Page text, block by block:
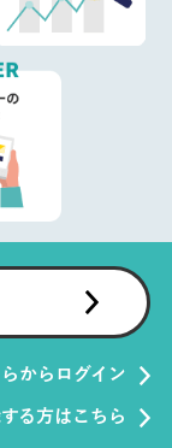
からログイン
る方はこちら